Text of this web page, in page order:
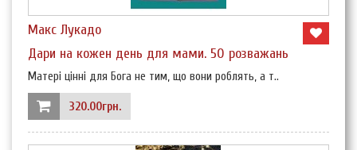
Макс Лукадо
Дари на кожен день для мами. 50 розважань
Матері цінні для Бога не тим, що вони роблять, а т..
320.00грн.